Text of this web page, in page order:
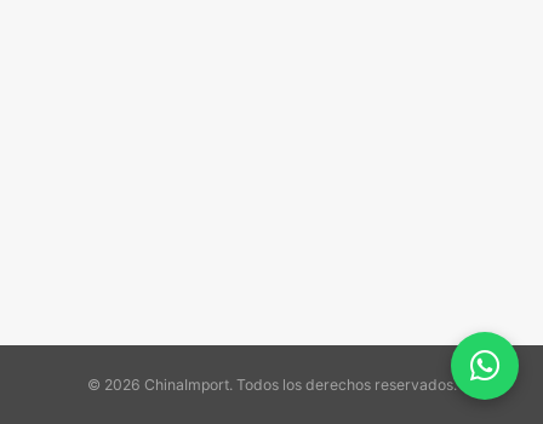
© 2026 ChinaImport. Todos los derechos reservados.